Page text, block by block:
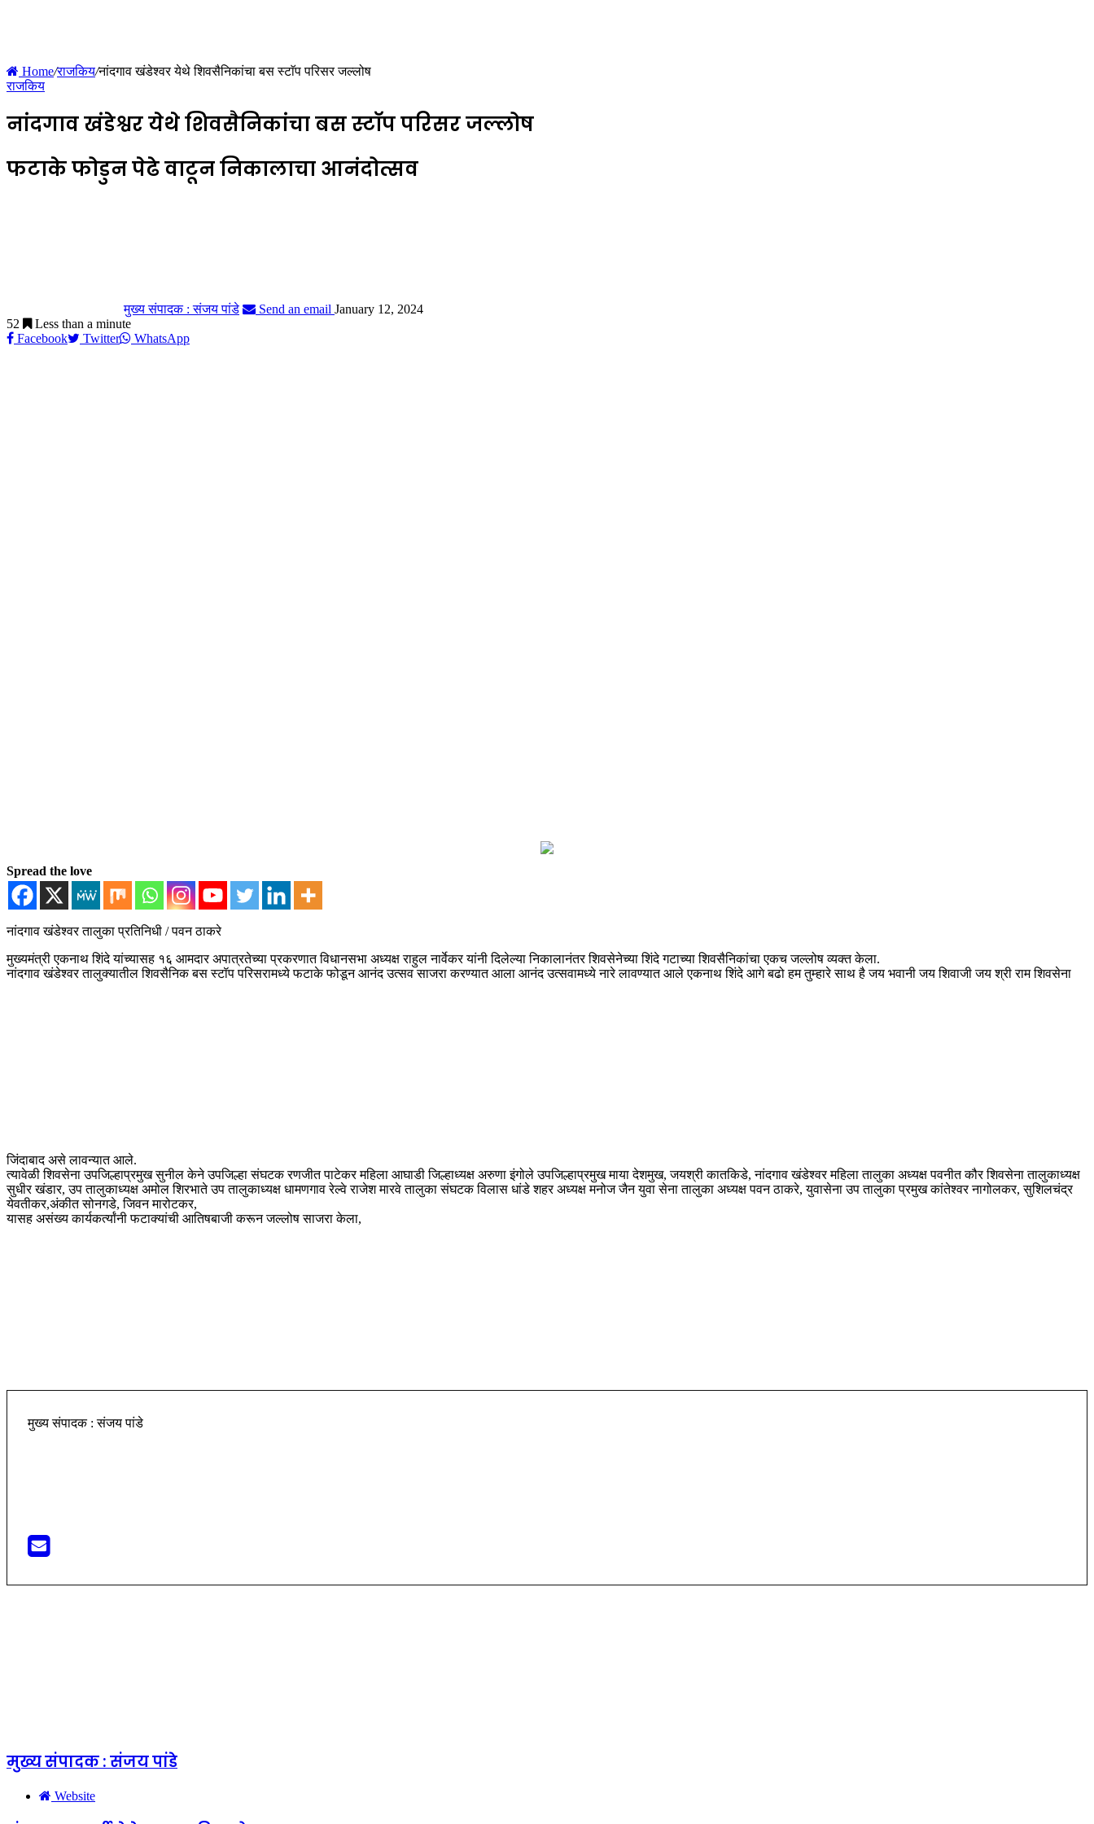
Home/राजकिय/नांदगाव खंडेश्वर येथे शिवसैनिकांचा बस स्टाॅप परिसर जल्लोष
राजकिय
नांदगाव खंडेश्वर येथे शिवसैनिकांचा बस स्टाॅप परिसर जल्लोष
फटाके फोडुन पेढे वाटून निकालाचा आनंदोत्सव
मुख्य संपादक : संजय पांडे Send an email January 12, 2024
52
Less than a minute
Facebook
Twitter WhatsApp
Spread the love
नांदगाव खंडेश्वर तालुका प्रतिनिधी / पवन ठाकरे
मुख्यमंत्री एकनाथ शिंदे यांच्यासह १६ आमदार अपात्रतेच्या प्रकरणात विधानसभा अध्यक्ष राहुल नार्वेकर यांनी दिलेल्या निकालानंतर शिवसेनेच्या शिंदे गटाच्या शिवसैनिकांचा एकच जल्लोष व्यक्त केला.
नांदगाव खंडेश्वर तालुक्यातील शिवसैनिक बस स्टॉप परिसरामध्ये फटाके फोडून आनंद उत्सव साजरा करण्यात आला आनंद उत्सवामध्ये नारे लावण्यात आले एकनाथ शिंदे आगे बढो हम तुम्हारे साथ है जय भवानी जय शिवाजी जय श्री राम शिवसेना
जिंदाबाद असे लावन्यात आले.
त्यावेळी शिवसेना उपजिल्हाप्रमुख सुनील केने उपजिल्हा संघटक रणजीत पाटेकर महिला आघाडी जिल्हाध्यक्ष अरुणा इंगोले उपजिल्हाप्रमुख माया देशमुख, जयश्री कातकिडे, नांदगाव खंडेश्वर महिला तालुका अध्यक्ष पवनीत कौर शिवसेना तालुकाध्यक्ष
सुधीर खंडार, उप तालुकाध्यक्ष अमोल शिरभाते उप तालुकाध्यक्ष धामणगाव रेल्वे राजेश मारवे तालुका संघटक विलास धांडे शहर अध्यक्ष मनोज जैन युवा सेना तालुका अध्यक्ष पवन ठाकरे, युवासेना उप तालुका प्रमुख कांतेश्वर नागोलकर, सुशिलचंद्र
येवतीकर,अंकीत सोनगडे, जिवन मारोटकर,
यासह असंख्य कार्यकर्त्यांनी फटाक्यांची आतिषबाजी करून जल्लोष साजरा केला,
मुख्य संपादक : संजय पांडे
मुख्य संपादक : संजय पांडे
Website